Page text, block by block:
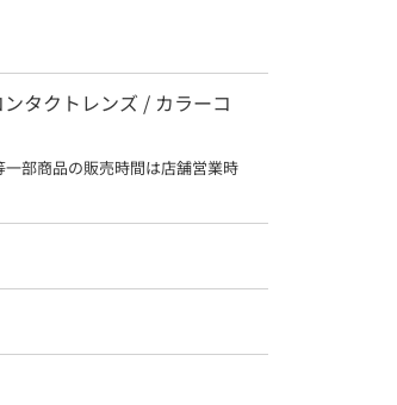
タクトレンズ / カラーコ
部商品の販売時間は店舗営業時